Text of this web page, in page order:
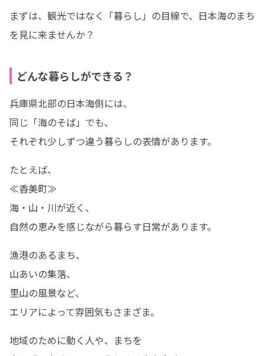
まずは、観光ではなく「暮らし」の目線で、日本海のまち
を見に来ませんか？
どんな暮らしができる？
兵庫県北部の日本海側には、
同じ「海のそば」でも、
それぞれ少しずつ違う暮らしの表情があります。
たとえば、
≪香美町≫
海・山・川が近く、
自然の恵みを感じながら暮らす日常があります。
漁港のあるまち、
山あいの集落、
里山の風景など、
エリアによって雰囲気もさまざま。
地域のために動く人や、まちを